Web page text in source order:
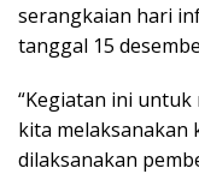
serangkaian hari
tanggal 15
“Kegiatan ini
kita melaksanakan
dilaksanakan